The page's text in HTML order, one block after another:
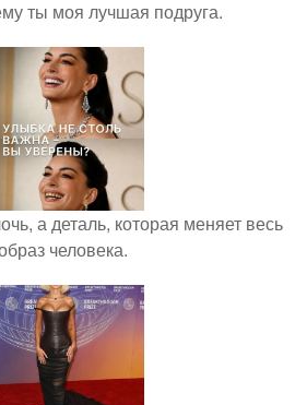
ты моя лучшая подруга.
а деталь, которая меняет весь
человека.